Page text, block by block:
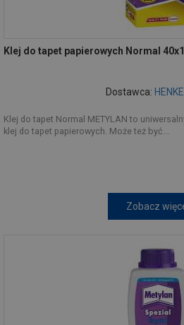
Klej do tapet papierowych Normal
Dostawca:
Klej do tapet Normal METYLAN to
klej do tapet papierowych. Może też być...
Zobacz